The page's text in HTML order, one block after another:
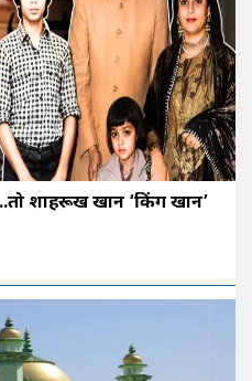
शाहरूख खान ‘किंग खान’